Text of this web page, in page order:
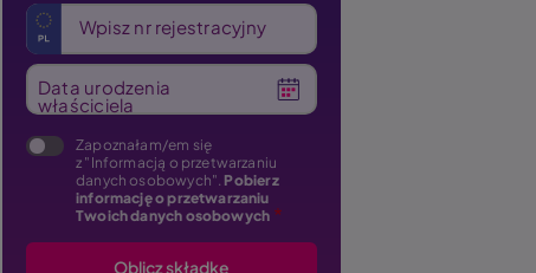
Wpisz nr rejestracyjny
Data urodzenia
właściciela
Zapoznałam/em się
z "Informacją o przetwarzaniu
danych osobowych". Pobierz
informację o przetwarzaniu
Twoich danych osobowych